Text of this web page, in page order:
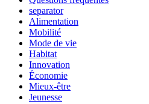
separator
Alimentation
Mobilité
Mode de vie
Habitat
Innovation
Économie
Mieux-être
Jeunesse